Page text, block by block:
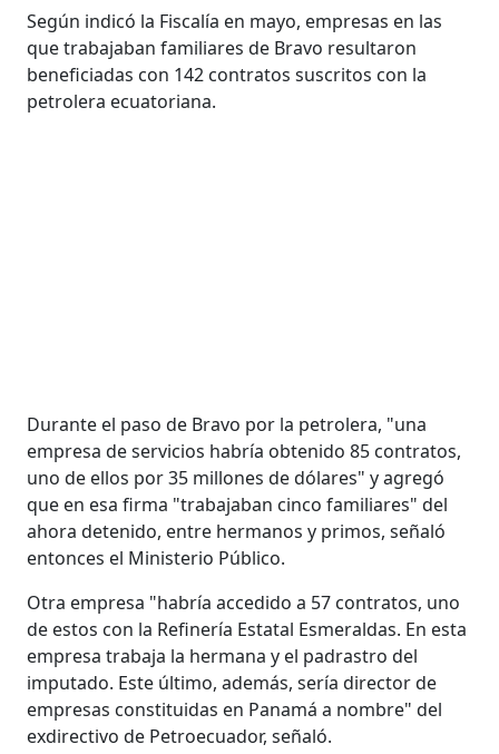
Según indicó la Fiscalía en mayo, empresas en las
que trabajaban familiares de Bravo resultaron
beneficiadas con 142 contratos suscritos con la
petrolera ecuatoriana.
Durante el paso de Bravo por la petrolera, "una
empresa de servicios habría obtenido 85 contratos,
uno de ellos por 35 millones de dólares" y agregó
que en esa firma "trabajaban cinco familiares" del
ahora detenido, entre hermanos y primos, señaló
entonces el Ministerio Público.
Otra empresa "habría accedido a 57 contratos, uno
de estos con la Refinería Estatal Esmeraldas. En esta
empresa trabaja la hermana y el padrastro del
imputado. Este último, además, sería director de
empresas constituidas en Panamá a nombre" del
exdirectivo de Petroecuador, señaló.